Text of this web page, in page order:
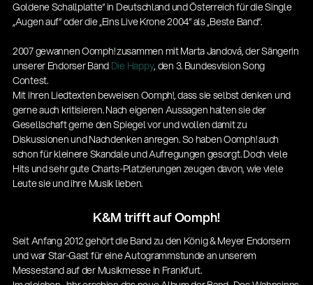
14766-000-55
Akustikgitarren-Spielständer
Goldene Schallplatte“ in Deutschland und Österreich für die Single
„Augen auf“ oder die „Eins Live Krone 2004“ als „Beste Band“.
2007 gewannen Oomph! zusammen mit Marta Jandová, der Sängerin
unserer Endorser Band Die Happy, den 3. Bundesvision Song
Contest.
Mit ihren Liedtexten beweisen Oomph!, dass sie selbst denken und
gerne auch kritisieren. Nach eigenen Aussagen halten sie der
Gesellschaft gerne den Spiegel vor und wollen damit zu
Diskussionen und Nachdenken anregen. So haben Oomph! auch
schon für kleinere Skandale und Aufregungen gesorgt. Doch viele
Hits und sehr gute Charts-Platzierungen zeugen davon, wie viele
Leute sie und ihre Musik lieben.
K&M trifft auf Oomph!
Seit Anfang 2012 gehört die Band zu den König & Meyer Endorsern
und war Star-Gast für eine Autogrammstunde an unserem
Messestand auf der Musikmesse in Frankfurt.